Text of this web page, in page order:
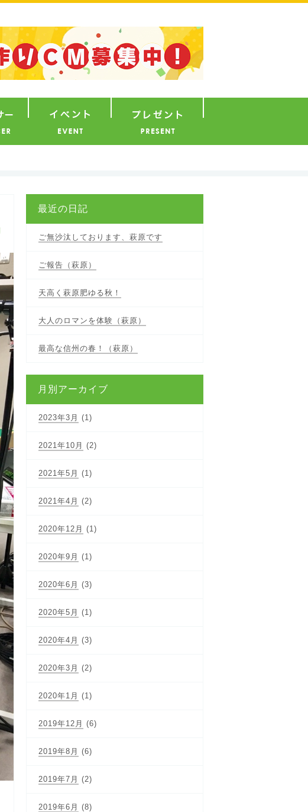
最近の日記
ご無沙汰しております、萩原です
ご報告（萩原）
天高く萩原肥ゆる秋！
大人のロマンを体験（萩原）
最高な信州の春！（萩原）
月別アーカイブ
2023年3月 (1)
2021年10月 (2)
2021年5月 (1)
2021年4月 (2)
2020年12月 (1)
2020年9月 (1)
2020年6月 (3)
2020年5月 (1)
2020年4月 (3)
2020年3月 (2)
2020年1月 (1)
2019年12月 (6)
2019年8月 (6)
2019年7月 (2)
2019年6月 (8)